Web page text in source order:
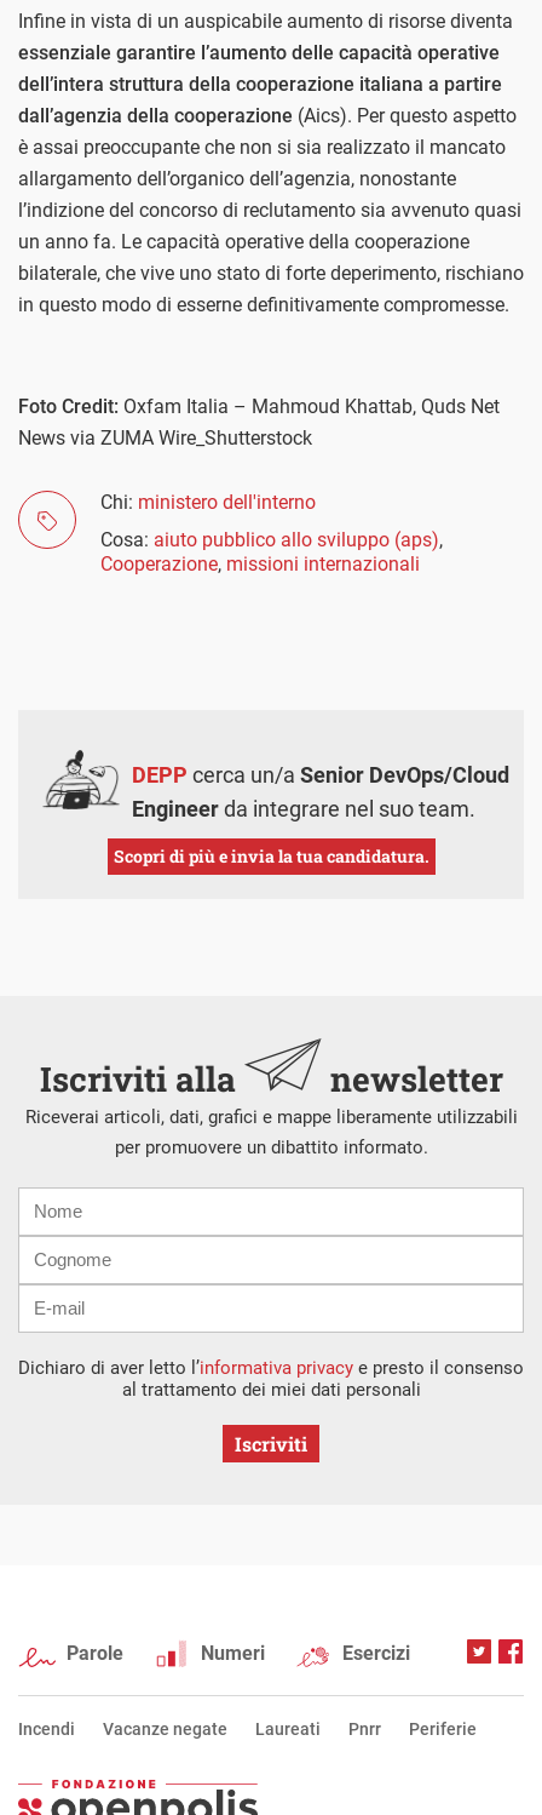
Infine in vista di un auspicabile aumento di risorse diventa
essenziale garantire l’aumento delle capacità operative
dell’intera struttura della cooperazione italiana a partire
dall’agenzia della cooperazione (Aics). Per questo aspetto
è assai preoccupante che non si sia realizzato il mancato
allargamento dell’organico dell’agenzia, nonostante
l’indizione del concorso di reclutamento sia avvenuto quasi
un anno fa. Le capacità operative della cooperazione
bilaterale, che vive uno stato di forte deperimento, rischiano
in questo modo di esserne definitivamente compromesse.
Foto Credit: Oxfam Italia – Mahmoud Khattab, Quds Net
News via ZUMA Wire_Shutterstock
Chi: ministero dell'interno
Cosa: aiuto pubblico allo sviluppo (aps),
Cooperazione, missioni internazionali
DEPP cerca un/a Senior DevOps/Cloud
Engineerda integrare nel suo team.
Scopri di più e invia la tua candidatura.
Iscriviti alla newsletter
Riceverai articoli, dati, grafici e mappe liberamente utilizzabili
per promuovere un dibattito informato.
mail
Dichiaro di aver letto l’informativa privacy e presto il consenso
al trattamento dei miei dati personali
Iscriviti
Parole Numeri Esercizi
Incendi Vacanze negate Laureati Pnrr Periferie